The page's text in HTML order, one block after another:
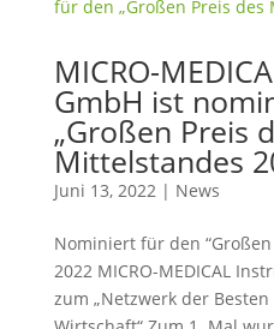
MICRO-
GmbH ist
„Großen Preis
Mittelstandes
Juni 13, 2022| News
Nominiert für den
2022 MICRO-MEDICAL
zum „Netzwerk der